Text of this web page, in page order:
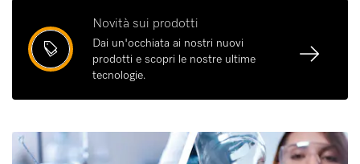
Novità sui prodotti
Dai un'occhiata ai nostri nuovi
prodotti e scopri le nostre ultime
tecnologie.